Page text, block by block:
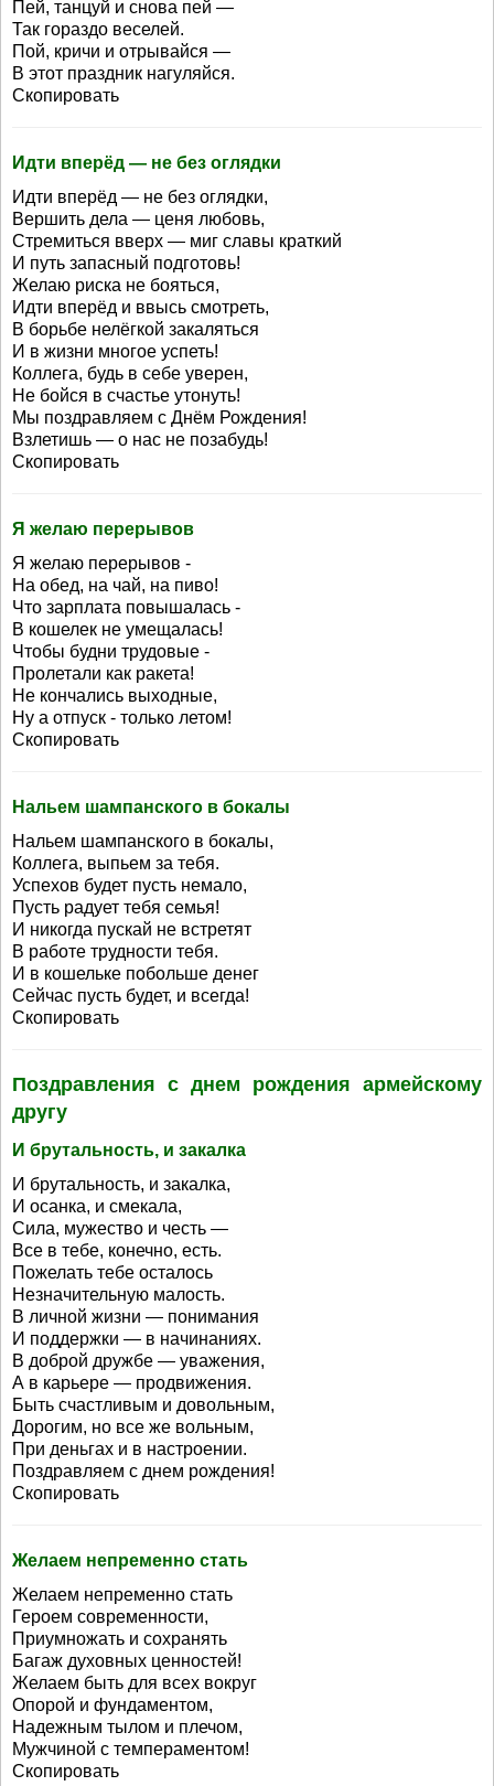
Пей, танцуй и снова пей —
Так гораздо веселей.
Пой, кричи и отрывайся —
В этот праздник нагуляйся.
Скопировать
Идти вперёд — не без оглядки
Идти вперёд — не без оглядки,
Вершить дела — ценя любовь,
Стремиться вверх — миг славы краткий
И путь запасный подготовь!
Желаю риска не бояться,
Идти вперёд и ввысь смотреть,
В борьбе нелёгкой закаляться
И в жизни многое успеть!
Коллега, будь в себе уверен,
Не бойся в счастье утонуть!
Мы поздравляем с Днём Рождения!
Взлетишь — о нас не позабудь!
Скопировать
Я желаю перерывов
Я желаю перерывов -
На обед, на чай, на пиво!
Что зарплата повышалась -
В кошелек не умещалась!
Чтобы будни трудовые -
Пролетали как ракета!
Не кончались выходные,
Ну а отпуск - только летом!
Скопировать
Нальем шампанского в бокалы
Нальем шампанского в бокалы,
Коллега, выпьем за тебя.
Успехов будет пусть немало,
Пусть радует тебя семья!
И никогда пускай не встретят
В работе трудности тебя.
И в кошельке побольше денег
Сейчас пусть будет, и всегда!
Скопировать
Поздравления с днем рождения армейскому
другу
И брутальность, и закалка
И брутальность, и закалка,
И осанка, и смекала,
Сила, мужество и честь —
Все в тебе, конечно, есть.
Пожелать тебе осталось
Незначительную малость.
В личной жизни — понимания
И поддержки — в начинаниях.
В доброй дружбе — уважения,
А в карьере — продвижения.
Быть счастливым и довольным,
Дорогим, но все же вольным,
При деньгах и в настроении.
Поздравляем с днем рождения!
Скопировать
Желаем непременно стать
Желаем непременно стать
Героем современности,
Приумножать и сохранять
Багаж духовных ценностей!
Желаем быть для всех вокруг
Опорой и фундаментом,
Надежным тылом и плечом,
Мужчиной с темпераментом!
Скопировать